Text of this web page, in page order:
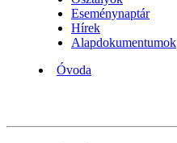
Eseménynaptár
Hírek
Alapdokumentumok
Óvoda